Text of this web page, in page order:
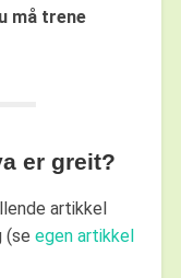
må trene
er greit?
artikkel
(se egen artikkel